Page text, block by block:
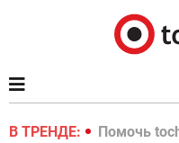
В ТРЕНДЕ:
2022 Помочь